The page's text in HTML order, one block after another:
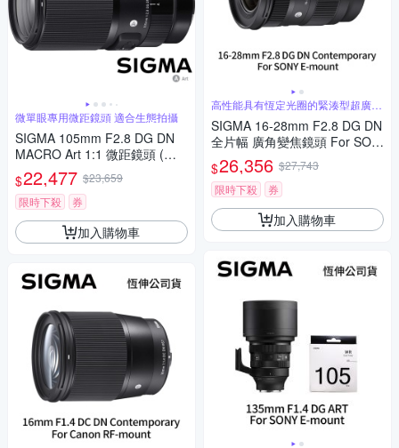
微單眼專用微距鏡頭 適合生態拍攝
SIGMA 105mm F2.8 DG DN
MACRO Art 1:1 微距鏡頭 (公
司貨) 望遠定焦鏡頭 全片幅無
反微單眼鏡頭
$22,477 $23,659
限時下殺
券
加入購物車
高性能具有恆定光圈的緊湊型超廣角
變焦
SIGMA 16-28mm F2.8 DG DN
全片幅 廣角變焦鏡頭 For SON
Y E-mount (公司貨)
$26,356 $27,743
限時下殺
券
加入購物車